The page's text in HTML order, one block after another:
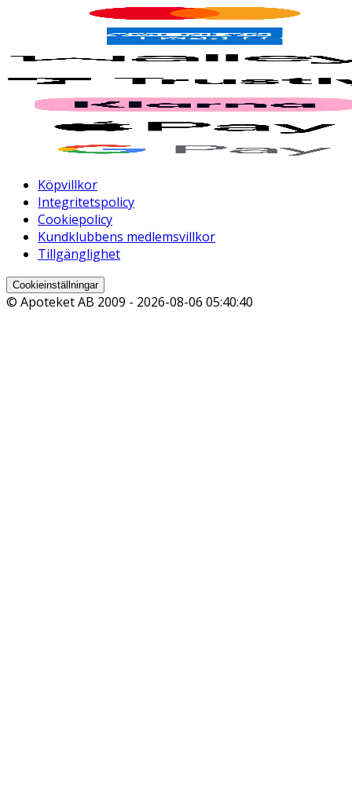
Köpvillkor
Integritetspolicy
Cookiepolicy
Kundklubbens medlemsvillkor
Tillgänglighet
Cookieinställningar
© Apoteket AB 2009 - 2026-08-06 05:40:40